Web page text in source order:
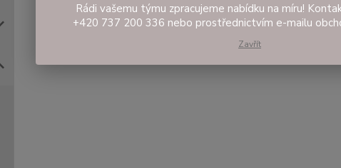
Rádi vašemu týmu zpracujeme nabídku na míru!
+420 737 200 336 nebo prostřednictvím e-mailu
Zavřít